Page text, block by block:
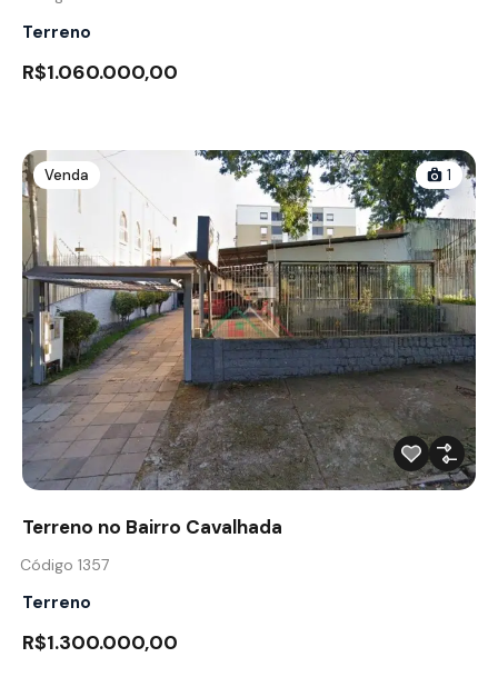
Terreno
R$1.060.000,00
Venda 1
Terreno no Bairro Cavalhada
Código 1357
Terreno
R$1.300.000,00